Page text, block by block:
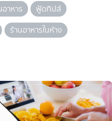
าหาร
ฟู้ดทิปส์
ร้านอาหารในห้าง